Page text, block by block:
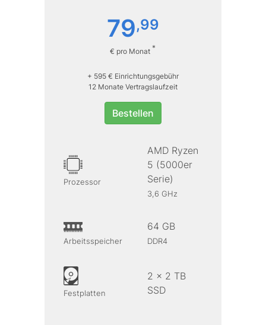
79,99
€ pro Monat *
+ 595 € Einrichtungsgebühr
12 Monate Vertragslaufzeit
Bestellen
Prozessor
AMD Ryzen
5 (5000er
Serie)
3,6 GHz
Arbeitsspeicher
64 GB
DDR4
Festplatten
2 x 2 TB
SSD